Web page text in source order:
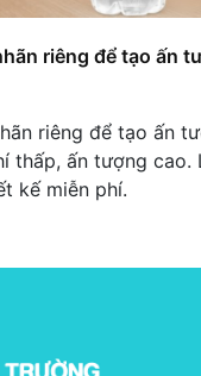
Nước Đóng Chai
Nghiệp Trong
AI Gặp Gỡ Chiến
Thành Công
Thành Ý Lại
riêng để tạo ấn
riêng để tạo ấn
thấp, ấn tượng cao.
kế miễn phí.